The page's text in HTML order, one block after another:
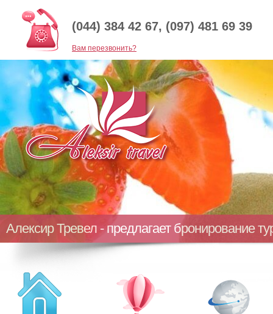
(044) 384 42 67, (097) 481 69 39
Baм перезвонить?
Алексир Тревел - предлагает бронирование